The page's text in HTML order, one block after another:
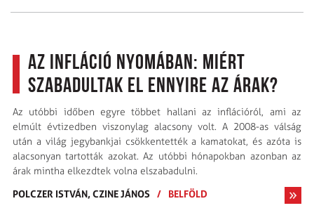
Az infláció nyomában: miért
szabadultak el ennyire az árak?
Az utóbbi időben egyre többet hallani az inflációról, ami az
elmúlt évtizedben viszonylag alacsony volt. A 2008-as válság
után a világ jegybankjai csökkentették a kamatokat, és azóta is
alacsonyan tartották azokat. Az utóbbi hónapokban azonban az
árak mintha elkezdtek volna elszabadulni.
POLCZER ISTVÁN,CZINE JÁNOS / BELFÖLD